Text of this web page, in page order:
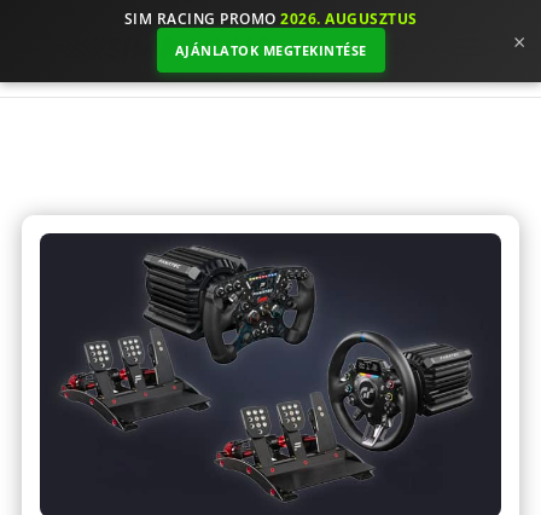
SIM RACING PROMO 2026. AUGUSZTUS
AJÁNLATOK MEGTEKINTÉSE ×